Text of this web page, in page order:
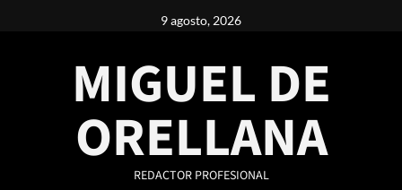
9 agosto, 2026
MIGUEL DE
ORELLANA
REDACTOR PROFESIONAL